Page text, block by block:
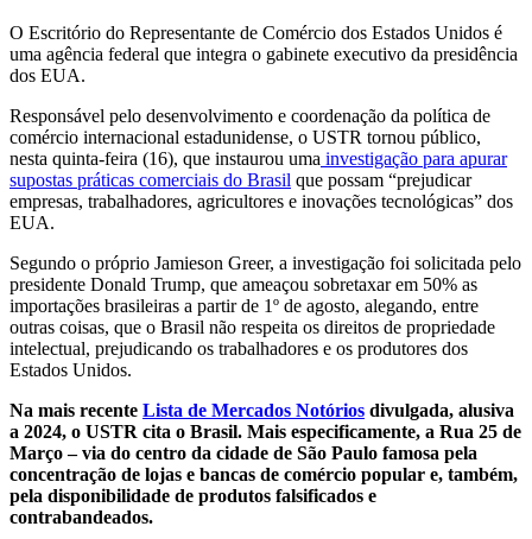
O Escritório do Representante de Comércio dos Estados Unidos é
uma agência federal que integra o gabinete executivo da presidência
dos EUA.
Responsável pelo desenvolvimento e coordenação da política de
comércio internacional estadunidense, o USTR tornou público,
nesta quinta-feira (16), que instaurou uma investigação para apurar
supostas práticas comerciais do Brasil que possam “prejudicar
empresas, trabalhadores, agricultores e inovações tecnológicas” dos
EUA.
Segundo o próprio Jamieson Greer, a investigação foi solicitada pelo
presidente Donald Trump, que ameaçou sobretaxar em 50% as
importações brasileiras a partir de 1º de agosto, alegando, entre
outras coisas, que o Brasil não respeita os direitos de propriedade
intelectual, prejudicando os trabalhadores e os produtores dos
Estados Unidos.
Na mais recente Lista de Mercados Notórios divulgada, alusiva
a 2024, o USTR cita o Brasil. Mais especificamente, a Rua 25 de
Março – via do centro da cidade de São Paulo famosa pela
concentração de lojas e bancas de comércio popular e, também,
pela disponibilidade de produtos falsificados e
contrabandeados.